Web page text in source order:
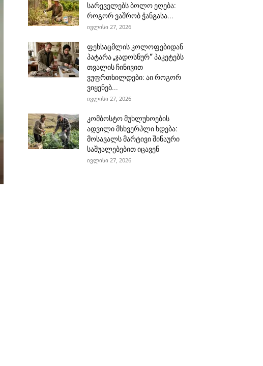
სარეველებს ბოლო ეღება:
როგორ ვაშრობ ჭანგასა...
ივლისი 27, 2026
ფეხსაცმლის კოლოფებიდან
პატარა „ჯადოსნურ“ პაკეტებს
თვალის ჩინივით
ვუფრთხილდები: აი როგორ
ვიყენებ...
ივლისი 27, 2026
კომბოსტო მუხლუხოების
ადვილი მსხვერპლი ხდება:
მოსავალს მარტივი შინაური
საშუალებებით იცავენ
ივლისი 27, 2026